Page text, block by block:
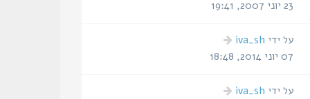
אחרונה
23 יוני 2007, 19:41
הודעה
אחרונה
על ידי iva_sh
07 יוני 2014, 18:48
הודעה
על ידי iva_sh